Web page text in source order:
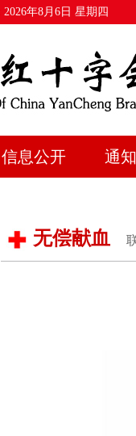
2026年8月6日 星期四
信息公开 通
无偿献血